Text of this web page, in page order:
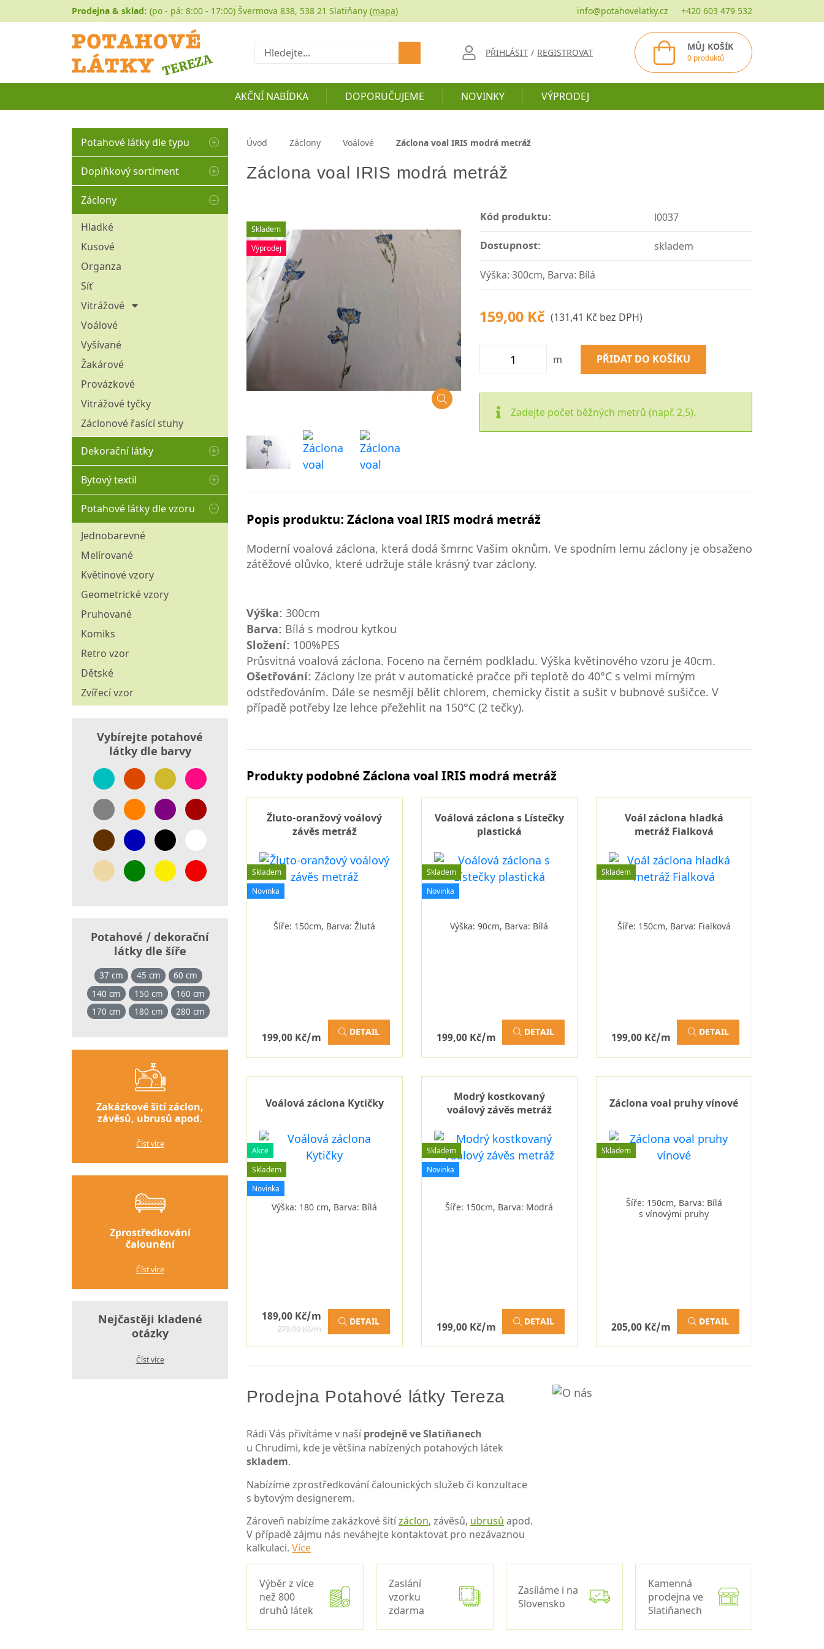
Prodejna & sklad: (po - pá: 8:00 - 17:00) Švermova 838, 538 21 Slatiňany (mapa) info@potahovelatky.cz +420 603 479 532
Hledat PŘIHLÁSIT / REGISTROVAT MŮJ KOŠÍK
0 produktů
AKČNÍ NABÍDKA DOPORUČUJEME NOVINKY VÝPRODEJ
Potahové látky dle typu
Autočalounění
Buklé
Koženka
Historické a gobelíny
Manšestr
Mikroplyše
Omyvatelné - aqua clean
Pružné
Přírodní
Tištěné
Tkané hladké (bez vlasu)
Tkané plyše
Umělá kožešina
Venkovní (nepromokavé)
Žinylkové
Doplňkový sortiment
Matracovina
Molitany
Ozdobné borty
Ozdobné střapce
Ozdobné šňůry
Záclony
Hladké
Kusové
Organza
Síť
Vitrážové
30 cm
45 cm
Voálové
Vyšívané
Žakárové
Provázkové
Vitrážové tyčky
Záclonové řasící stuhy
Dekorační látky
100% bavlna
Blackout
Režné
Sýpkovina
Štoly
Ubrusoviny
Vánoční dekorační látky
Závěsové látky
Bytový textil
Matracový chránič
Polštáře
Povlaky na polštáře
Povlečení
Přikrývky
Potahové látky dle vzoru
Jednobarevné
Melírované
Květinové vzory
Geometrické vzory
Pruhované
Komiks
Retro vzor
Dětské
Zvířecí vzor
Vybírejte potahové
látky dle barvy
Potahové / dekorační
látky dle šíře
37 cm 45 cm
60 cm
140 cm
150 cm
160 cm
170 cm
180 cm 280 cm
Zakázkové šití záclon,
závěsů, ubrusů apod.
Číst více
Zprostředkování
čalounění
Číst více
Nejčastěji kladené
otázky
Číst více
Úvod Záclony Voálové Záclona voal IRIS modrá metráž
Záclona voal IRIS modrá metráž
Skladem
Výprodej
Kód produktu: l0037
Dostupnost: skladem
Výška: 300cm, Barva: Bílá
159,00 Kč (131,41 Kč bez DPH)
m PŘIDAT DO KOŠÍKU
Zadejte počet běžných metrů (např. 2,5).
Popis produktu: Záclona voal IRIS modrá metráž
Moderní voalová záclona, která dodá šmrnc Vašim oknům. Ve spodním lemu záclony je obsaženo
zátěžové olůvko, které udržuje stále krásný tvar záclony.
Výška: 300cm
Barva: Bílá s modrou kytkou
Složení: 100%PES
Průsvitná voalová záclona. Foceno na černém podkladu. Výška květinového vzoru je 40cm.
Ošetřování: Záclony lze prát v automatické pračce při teplotě do 40°C s velmi mírným
odstřeďováním. Dále se nesmějí bělit chlorem, chemicky čistit a sušit v bubnové sušičce. V
případě potřeby lze lehce přežehlit na 150°C (2 tečky).
Produkty podobné Záclona voal IRIS modrá metráž
Žluto-oranžový voálový
závěs metráž
Skladem
Novinka
Šíře: 150cm, Barva: Žlutá
199,00 Kč/m DETAIL
Voálová záclona s Lístečky
plastická
Skladem
Novinka
Výška: 90cm, Barva: Bílá
199,00 Kč/m DETAIL
Voál záclona hladká
metráž Fialková
Skladem
Šíře: 150cm, Barva: Fialková
199,00 Kč/m DETAIL
Voálová záclona Kytičky
Akce
Skladem
Novinka
Výška: 180 cm, Barva: Bílá
189,00 Kč/m
279,00 Kč/m
DETAIL
Modrý kostkovaný
voálový závěs metráž
Skladem
Novinka
Šíře: 150cm, Barva: Modrá
199,00 Kč/m DETAIL
Záclona voal pruhy vínové
Skladem
Šíře: 150cm, Barva: Bílá
s vínovými pruhy
205,00 Kč/m DETAIL
Prodejna Potahové látky Tereza
Rádi Vás přivítáme v naší prodejně ve Slatiňanech
u Chrudimi, kde je většina nabízených potahových látek
skladem.
Nabízíme zprostředkování čalounických služeb či konzultace
s bytovým designerem.
Zároveň nabízíme zakázkové šitízáclon, závěsů, ubrusů apod.
V případě zájmu nás neváhejte kontaktovat pro nezávaznou
kalkulaci. Více
Výběr z více
než 800
druhů látek
Zaslání
vzorku
zdarma
Zasíláme i na
Slovensko
Kamenná
prodejna ve
Slatiňanech